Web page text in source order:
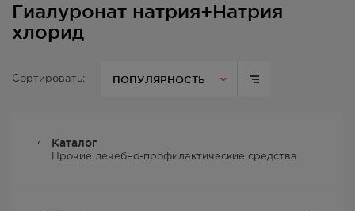
Гиалуронат натрия+Натрия
хлорид
Сортировать: ПОПУЛЯРНОСТЬ
Каталог
Прочие лечебно-профилактические средства